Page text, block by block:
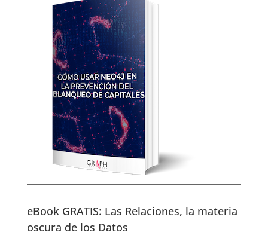
eBook GRATIS: Las Relaciones, la materia
oscura de los Datos